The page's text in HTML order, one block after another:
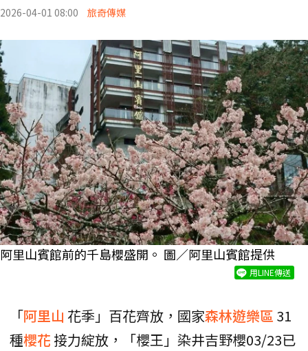
2026-04-01 08:00 旅奇傳媒
阿里山賓館前的千島櫻盛開。 圖／阿里山賓館提供
用LINE傳送
「阿里山 花季」百花齊放，國家森林遊樂區 31
種櫻花接力綻放，「櫻王」染井吉野櫻03/23已